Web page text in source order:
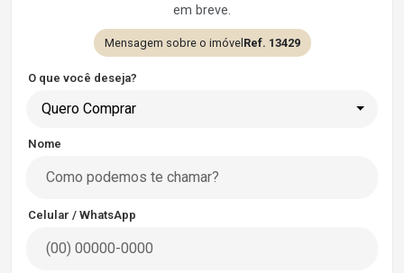
em breve.
Mensagem sobre o imóvel Ref. 13429
O que você deseja?
Quero Comprar
Nome
Celular / WhatsApp